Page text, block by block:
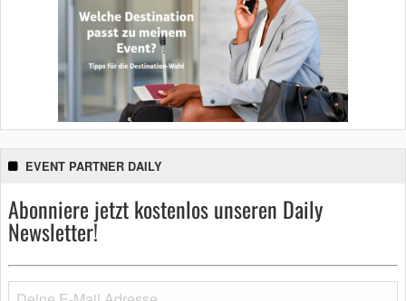
EVENT PARTNER DAILY
Abonniere jetzt kostenlos unseren Daily
Newsletter!